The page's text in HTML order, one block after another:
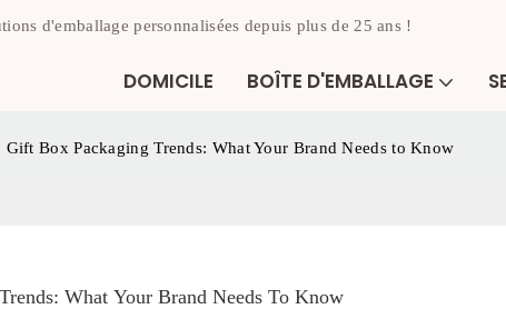
d'emballage personnalisées depuis plus de 25 ans !
DOMICILE BOÎTE D'EMBALLAGE
Gift Box Packaging Trends: What Your Brand Needs to Know
What Your Brand Needs To Know